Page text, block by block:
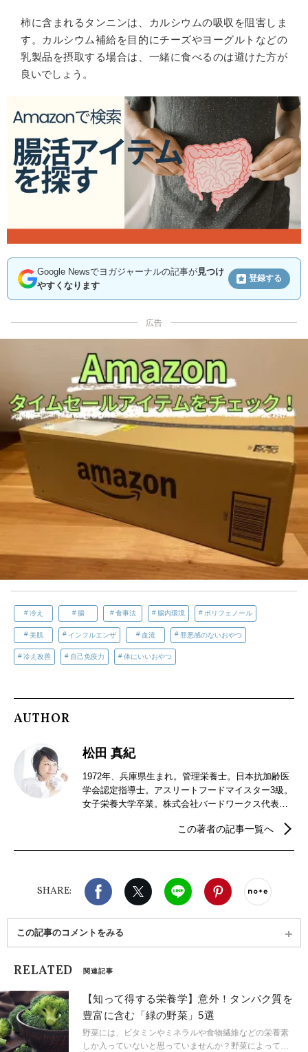
柿に含まれるタンニンは、カルシウムの吸収を阻害しま
す。カルシウム補給を目的にチーズやヨーグルトなどの
乳製品を摂取する場合は、一緒に食べるのは避けた方が
良いでしょう。
Google Newsでヨガジャーナルの記事が見つけ
やすくなります
登録する
広告
冷え 腸 食事法 腸内環境 ポリフェノール
美肌 インフルエンザ 血流 罪悪感のないおやつ
冷え改善 自己免疫力 体にいいおやつ
AUTHOR
松田 真紀
1972年、兵庫県生まれ。管理栄養士。日本抗加齢医
学会認定指導士。アスリートフードマイスター3級。
女子栄養大学卒業。株式会社バードワークス代表取
通など広告代理店勤務を経て、2014年、スポーツと
末辿り着いた、外食、コンビニ、レンチン、OK！ラ
クして食事を楽しむダイエットを提案する管理栄養
書『居酒屋ダイエット』（三笠書房）。趣味はトラ
この著者の記事一覧へ
SHARE:
Facebook X（旧twitter）
LINE Pinterest
この記事のコメントをみる
RELATED 関連記事
【知って得する栄養学】意外！タンパク質を
豊富に含む「緑の野菜」5選
野菜には、ビタミンやミネラルや食物繊維などの栄養素
しか入っていないと思っていませんか？野菜によっては